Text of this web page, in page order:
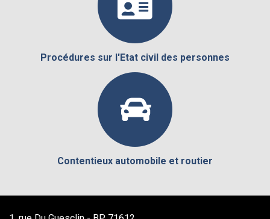
Procédures sur l'Etat civil des personnes
Contentieux automobile et routier